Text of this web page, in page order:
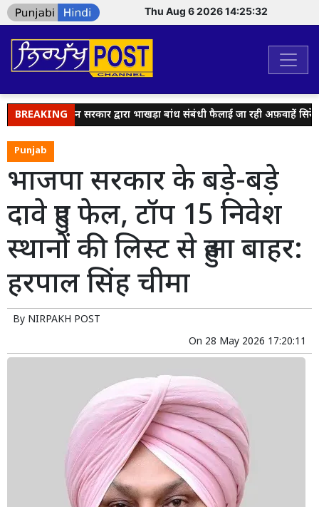
Thu Aug 6 2026 14:25:32
BREAKINGमान सरकार द्वारा भाखड़ा बांध संबंधी फैलाई जा रही अफ़वाहें सिरे से
Punjab
भाजपा सरकार के बड़े-बड़े
दावे हुए फेल, टॉप 15 निवेश
स्थानों की लिस्ट से हुआ बाहर:
हरपाल सिंह चीमा
By NIRPAKH POST
On 28 May 2026 17:20:11